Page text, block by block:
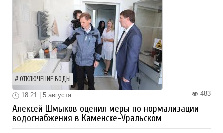
ОТКЛЮЧЕНИЕ ВОДЫ
483
18:21 | 5 августа
Алексей Шмыков оценил меры по нормализации
водоснабжения в Каменске-Уральском